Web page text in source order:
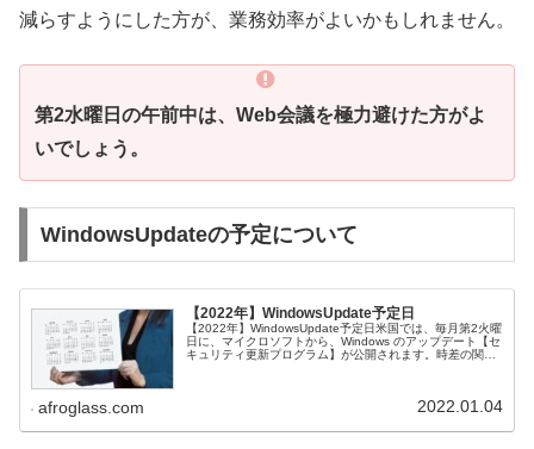
減らすようにした方が、業務効率がよいかもしれません。
第2水曜日の午前中は、Web会議を極力避けた方がよ
いでしょう。
WindowsUpdateの予定について
【2022年】WindowsUpdate予定日
【2022年】WindowsUpdate予定日米国では、毎月第2火曜
日に、マイクロソフトから、Windows のアップデート【セ
キュリティ更新プログラム】が公開されます。時差の関係
afroglass.com 2022.01.04